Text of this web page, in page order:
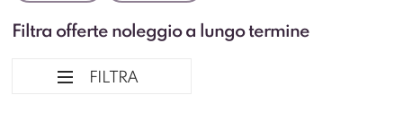
Filtra offerte noleggio a lungo termine
FILTRA